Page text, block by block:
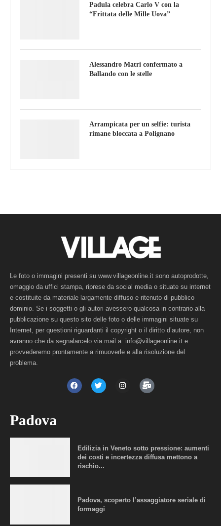
Padula celebra Carlo V con la
“Frittata delle Mille Uova”
Alessandro Matri confermato a
Ballando con le stelle
Arrampicata per un selfie: turista
rimane bloccata a Polignano
Le foto o immagini presenti su www.villageonline.it sono autoprodotte,
omaggio da uffici stampa, riprese da social media o situate su internet
e costituite da materiale largamente diffuso e ritenuto di pubblico
dominio. Se i soggetti o gli autori avessero qualcosa in contrario alla
pubblicazione su questo sito delle foto o delle immagini situate su
Internet, per questioni riguardanti il copyright o il diritto d’autore, non
avranno che da segnalarcelo via mail a: info@villageonline.it e
provvederemo prontamente a rimuoverle e alla risoluzione del
problema.
Padova
Edilizia in Veneto sotto pressione: aumenti
dei costi e incertezza diffusa mettono a
rischio...
Padova, scoperto l’assaggiatore seriale di
formaggi